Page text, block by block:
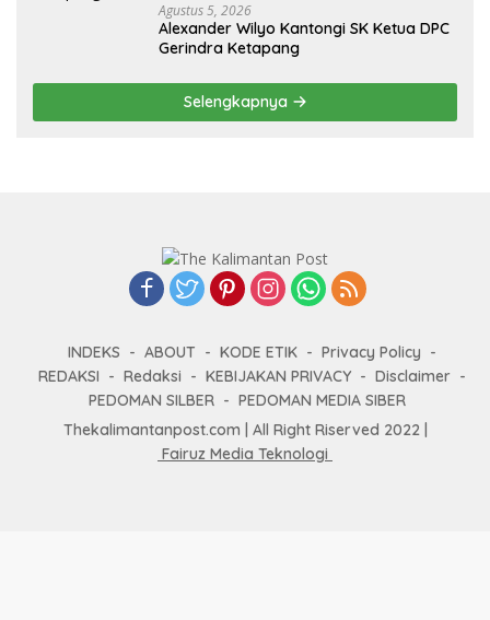
Agustus 5, 2026
Alexander Wilyo Kantongi SK Ketua DPC
Gerindra Ketapang
Selengkapnya
INDEKS ABOUT KODE ETIK
Privacy Policy
REDAKSI
Redaksi KEBIJAKAN PRIVACY
Disclaimer
PEDOMAN SILBER
PEDOMAN MEDIA SIBER
Thekalimantanpost.com | All Right Riserved 2022 |
Fairuz Media Teknologi